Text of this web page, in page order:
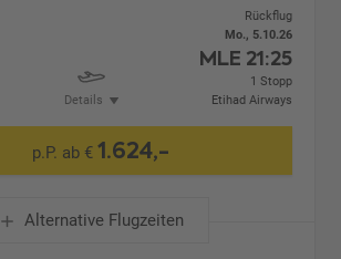
Details
Rückflug
Mo., 5.10.26
MLE 21:25
1 Stopp
Etihad Airways
p.P. ab €1.624,-
Alternative Flugzeiten